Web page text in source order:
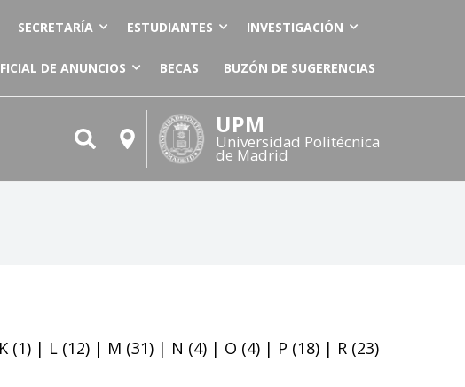
SECRETARÍA ESTUDIANTES INVESTIGACIÓN
DE ANUNCIOS BECAS BUZÓN DE SUGERENCIAS
UPM
Universidad Politécnica
de Madrid
K (1) | L (12) | M (31) | N (4) | O (4) | P (18) | R (23)